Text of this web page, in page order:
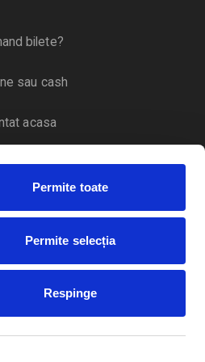
Permite toate
Permite selecția
Respinge
bilete?
sau cash
acasa
curier
bilete